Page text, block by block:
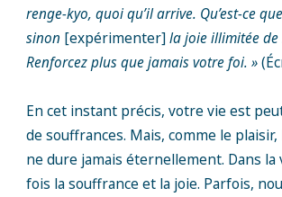
renge-kyo, quoi qu’il arrive. Qu’est-ce
sinon [expérimenter]la joie illimitée de
Renforcez plus que jamais votre foi. »
En cet instant précis, votre vie est
de souffrances. Mais, comme le
ne dure jamais éternellement. Dans la
fois la souffrance et la joie. Parfois,